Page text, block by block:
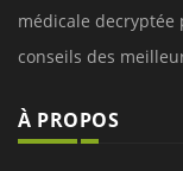
médicale decryptée
conseils des
À PROPOS